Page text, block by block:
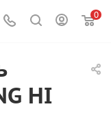
0
HI